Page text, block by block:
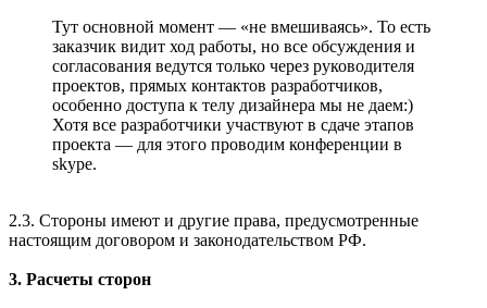
Тут основной момент — «не вмешиваясь». То есть
заказчик видит ход работы, но все обсуждения и
согласования ведутся только через руководителя
проектов, прямых контактов разработчиков,
особенно доступа к телу дизайнера мы не даем:)
Хотя все разработчики участвуют в сдаче этапов
проекта — для этого проводим конференции в
skype.
2.3. Стороны имеют и другие права, предусмотренные
настоящим договором и законодательством РФ.
3. Расчеты сторон